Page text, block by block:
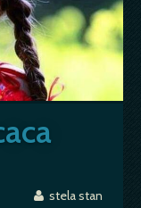
stela stan